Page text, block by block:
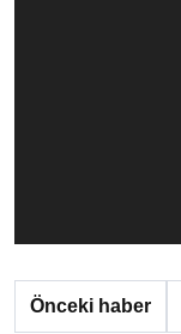
Önceki haber